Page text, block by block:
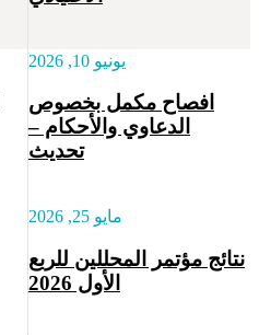
يونيو 10, 2026
افصاح مكمل بخصوص
الدعاوي والأحكام –
تحديث
مايو 25, 2026
نتائج مؤتمر المحللين للربع
الأول 2026